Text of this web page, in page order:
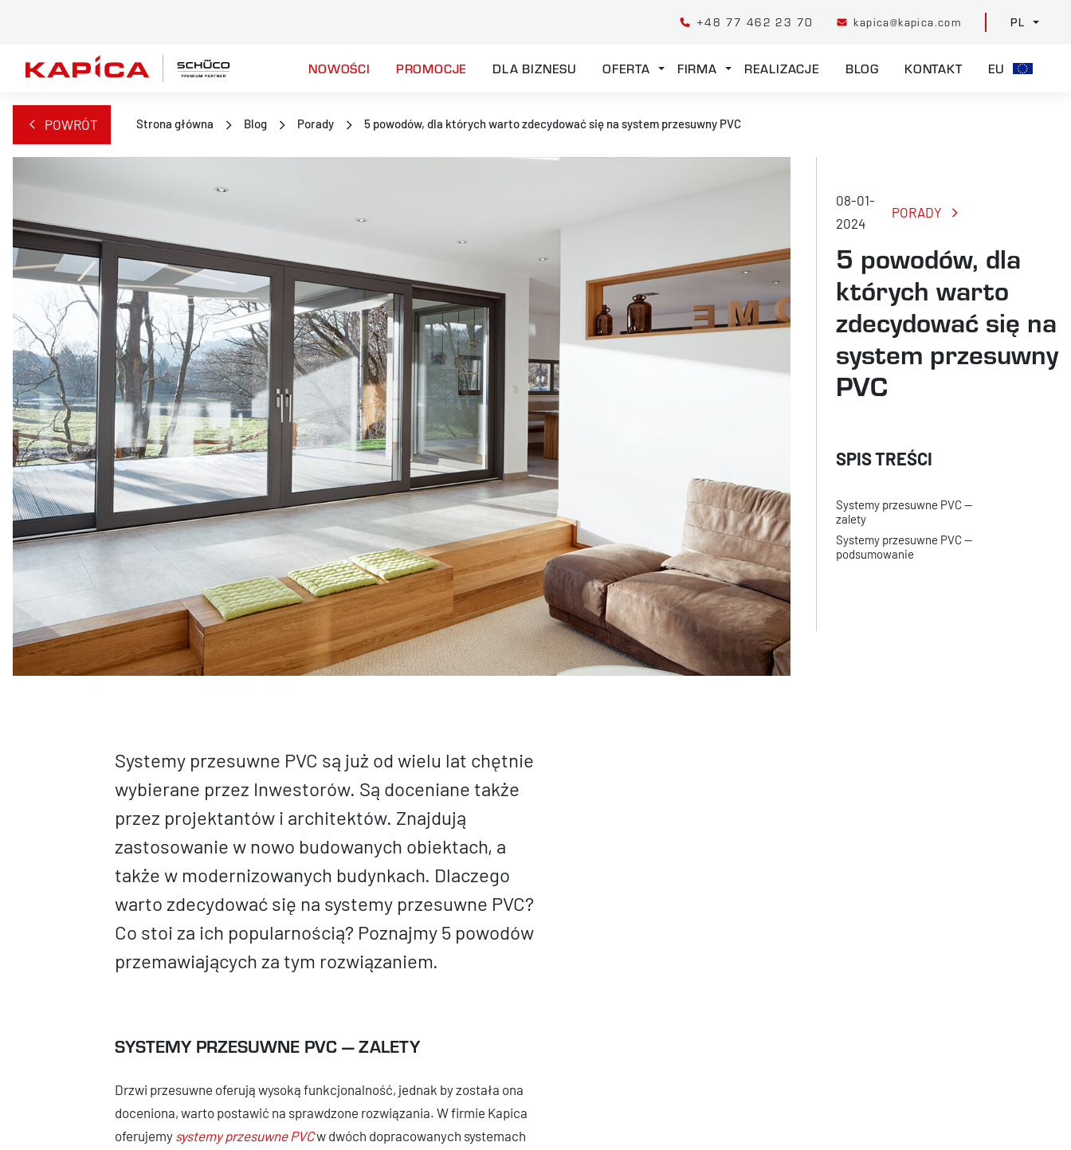
+48 77 462 23 70 kapica@kapica.com PL
NOWOŚCI PROMOCJE DLA BIZNESU OFERTA FIRMA REALIZACJE BLOG KONTAKT EU
POWRÓT Strona główna Blog Porady 5 powodów, dla których warto zdecydować się na system przesuwny PVC
Systemy przesuwne PVC są już od wielu lat chętnie
wybierane przez Inwestorów. Są doceniane także
przez projektantów i architektów. Znajdują
zastosowanie w nowo budowanych obiektach, a
także w modernizowanych budynkach. Dlaczego
warto zdecydować się na systemy przesuwne PVC?
Co stoi za ich popularnością? Poznajmy 5 powodów
przemawiających za tym rozwiązaniem.
SYSTEMY PRZESUWNE PVC — ZALETY
Drzwi przesuwne oferują wysoką funkcjonalność, jednak by została ona
doceniona, warto postawić na sprawdzone rozwiązania. W firmie Kapica
oferujemy systemy przesuwne PVCw dwóch dopracowanych systemach
08-01-
2024
PORADY
5 powodów, dla
których warto
zdecydować się na
system przesuwny
PVC
Systemy przesuwne PVC —
zalety
Systemy przesuwne PVC —
podsumowanie